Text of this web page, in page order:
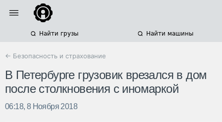
Найти грузы Найти машины
← Безопасность и страхование
В Петербурге грузовик врезался в дом
после столкновения с иномаркой
06:18, 8 Ноября 2018